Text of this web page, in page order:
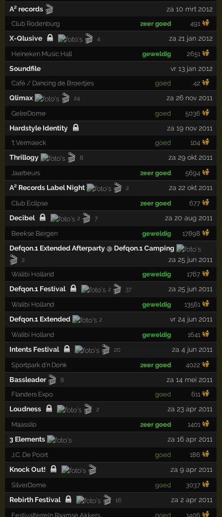
A² records 🎬 za 10 mrt 2012
Club Rodenburg zeer goed 491
X-Qlusive 🎬 4 za 21 jan 2012
Heineken Music Hall geweldig 2651
Soundfile vr 13 jan 2012
Café / Dancing de Broertjes goed 42
Qlimax 🎬 24 za 26 nov 2011
GelreDome goed 5036
Hardstyle Identity za 19 nov 2011
't Vermaeck goed 104
Thrillogy 🎬 8 za 29 okt 2011
Jaarbeurs zeer goed 5694
A² Records Label Night 🎬 2 za 22 okt 2011
Club Eclipse zeer goed 677
Decibel 2 🎬 7 za 20 aug 2011
Beekse Bergen geweldig 17898
Defqon.1 Extended Afterparty @ Defqon.1 Camping
🎬 2 za 25 jun 2011
Walibi Holland geweldig 1767
Defqon.1 Festival 2 🎬 37 za 25 jun 2011
Walibi Holland geweldig 13561
Defqon.1 Extended 2 vr 24 jun 2011
Walibi Holland geweldig 1641
Intents Festival 🎬 20 za 4 jun 2011
Sportpark d'n Donk zeer goed 4022
Bassleader 🎬 8 za 14 mei 2011
Flanders Expo goed 611
Loudness 🎬 2 za 23 apr 2011
Maassilo zeer goed 1401
3 Elements za 16 apr 2011
J.C. De Poort goed 186
Knock Out! 🎬 za 9 apr 2011
SilverDome goed 3037
Rebirth Festival 🎬 16 za 2 apr 2011
Festivalterrein Raamse Akkers goed 1406